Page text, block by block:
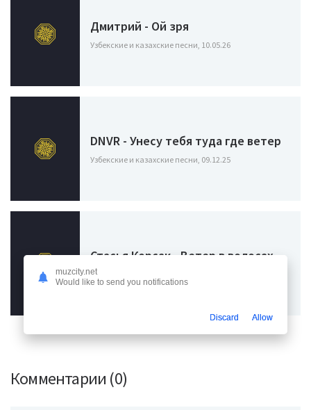
Дмитрий - Ой зря
Узбекские и казахские песни, 10.05.26
DNVR - Унесу тебя туда где ветер
Узбекские и казахские песни, 09.12.25
Стасья Корсак - Ветер в волосах
Узбекские и казахские песни, 06.10.25
Комментарии (0)
muzcity.net
Would like to send you notifications
Discard Allow